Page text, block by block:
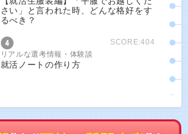
さい」と言われた時、どんな格好をす
るべき？
SCORE:404
リアルな選考情報・体験談
就活ノートの作り方